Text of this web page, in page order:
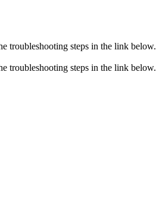
troubleshooting steps in the link below.
troubleshooting steps in the link below.